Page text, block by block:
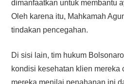
dimanfaatkan untuk membantu
Oleh karena itu, Mahkamah
tindakan pencegahan.
Di sisi lain, tim hukum
kondisi kesehatan klien mereka